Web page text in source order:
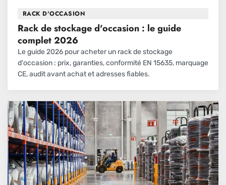
RACK D'OCCASION
Rack de stockage d'occasion : le guide
complet 2026
Le guide 2026 pour acheter un rack de stockage
d'occasion : prix, garanties, conformité EN 15635, marquage
CE, audit avant achat et adresses fiables.